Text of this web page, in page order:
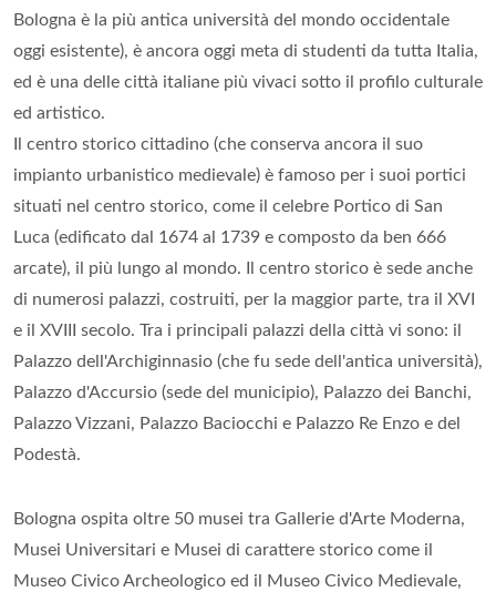
Bologna è la più antica università del mondo occidentale
oggi esistente), è ancora oggi meta di studenti da tutta Italia,
ed è una delle città italiane più vivaci sotto il profilo culturale
ed artistico.
Il centro storico cittadino (che conserva ancora il suo
impianto urbanistico medievale) è famoso per i suoi portici
situati nel centro storico, come il celebre Portico di San
Luca (edificato dal 1674 al 1739 e composto da ben 666
arcate), il più lungo al mondo. Il centro storico è sede anche
di numerosi palazzi, costruiti, per la maggior parte, tra il XVI
e il XVIII secolo. Tra i principali palazzi della città vi sono: il
Palazzo dell'Archiginnasio (che fu sede dell'antica università),
Palazzo d'Accursio (sede del municipio), Palazzo dei Banchi,
Palazzo Vizzani, Palazzo Baciocchi e Palazzo Re Enzo e del
Podestà.
Bologna ospita oltre 50 musei tra Gallerie d'Arte Moderna,
Musei Universitari e Musei di carattere storico come il
Museo Civico Archeologico ed il Museo Civico Medievale,